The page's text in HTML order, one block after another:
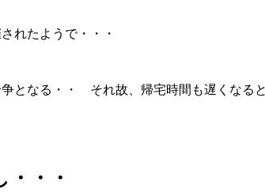
れたようで・・・
となる・・ それ故、帰宅時間も遅くなる
・・